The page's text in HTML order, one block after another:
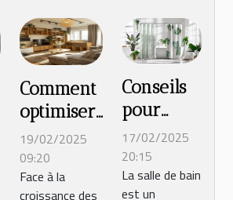
Comment
optimiser
l'espace
dans les
petits
19/02/2025
09:20
Face à la
croissance des
Conseils
pour
choisir le
rideau de
douche
17/02/2025
20:15
La salle de bain
est un